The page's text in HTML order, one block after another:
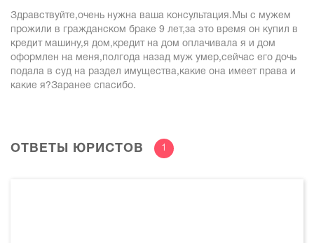
Здравствуйте,очень нужна ваша консультация.Мы с мужем
прожили в гражданском браке 9 лет,за это время он купил в
кредит машину,я дом,кредит на дом оплачивала я и дом
оформлен на меня,полгода назад муж умер,сейчас его дочь
подала в суд на раздел имущества,какие она имеет права и
какие я?Заранее спасибо.
ОТВЕТЫ ЮРИСТОВ 1